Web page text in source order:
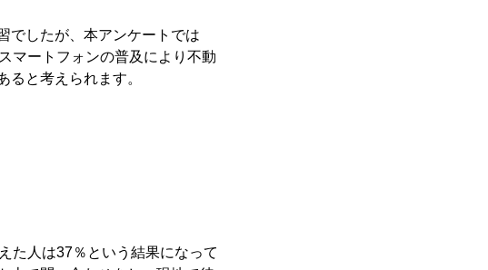
でしたが、本アンケートでは
マートフォンの普及により不動
と考えられます。
た人は37％という結果になって